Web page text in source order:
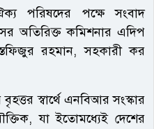
পরিষদের পক্ষে সংবাদ
অতিরিক্ত কমিশনার এদিপ
রহমান, সহকারী কর
স্বার্থে এনবিআর সংস্কার
যা ইতোমধ্যেই দেশের